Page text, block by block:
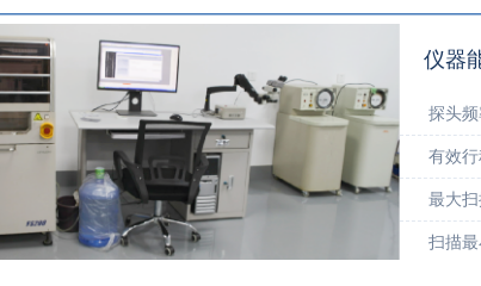
仪器
探头频
有效行
最大扫
扫描最